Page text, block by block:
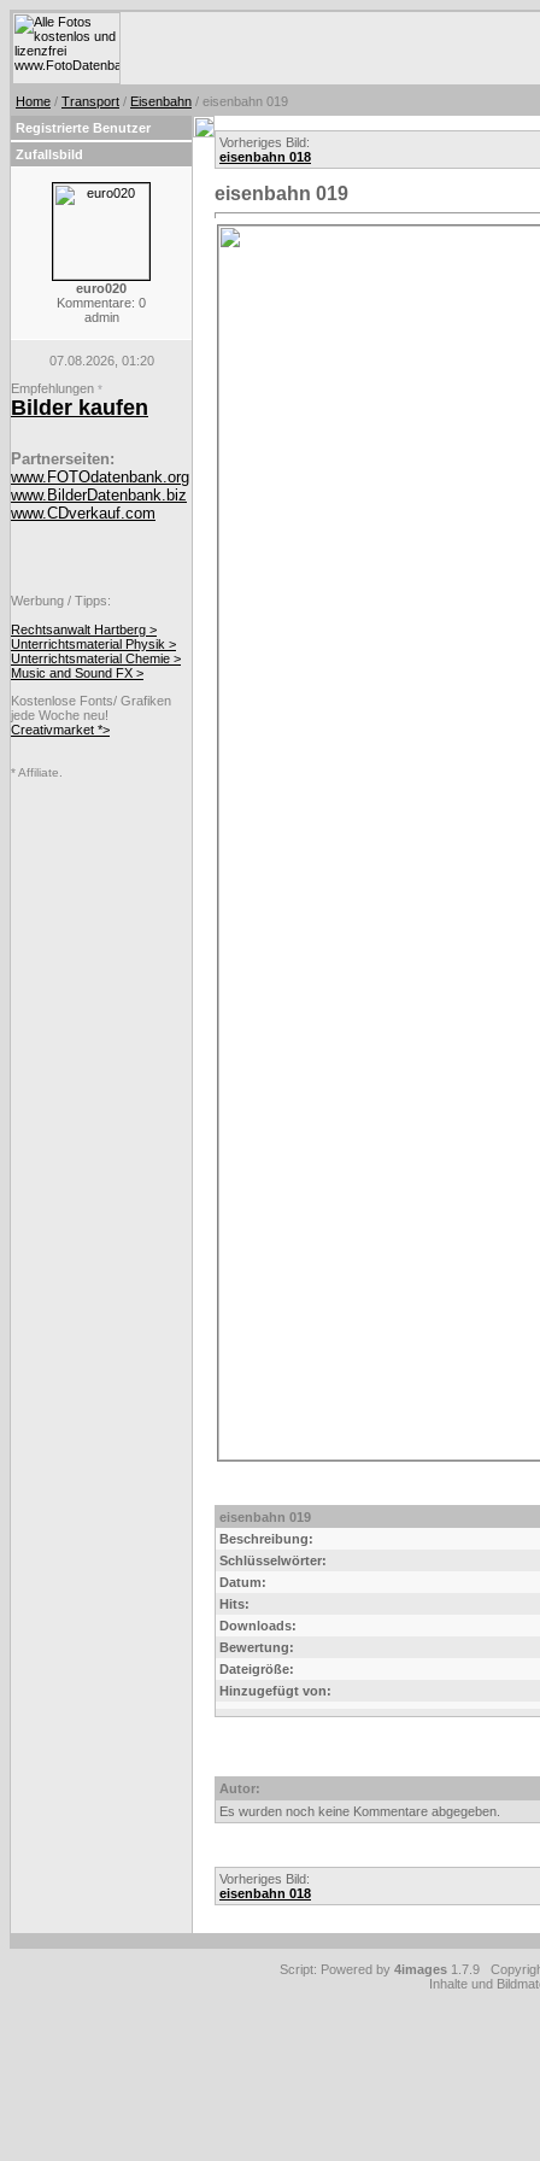
Home / Transport / Eisenbahn / eisenbahn 019
Registrierte Benutzer
Zufallsbild
euro020
Kommentare: 0
admin
07.08.2026, 01:20
Empfehlungen *
Bilder kaufen
Partnerseiten:
www.FOTOdatenbank.org
www.BilderDatenbank.biz
www.CDverkauf.com
Werbung / Tipps:
Rechtsanwalt Hartberg >
Unterrichtsmaterial Physik >
Unterrichtsmaterial Chemie >
Music and Sound FX >
Kostenlose Fonts/ Grafiken
jede Woche neu!
Creativmarket *>
* Affiliate.
Vorheriges Bild:
eisenbahn 018
eisenbahn 019
eisenbahn 019
Beschreibung:
Schlüsselwörter:
Datum:
Hits:
Downloads:
Bewertung:
Dateigröße:
Hinzugefügt von:
Autor:
Es wurden noch keine Kommentare abgegeben.
Vorheriges Bild:
eisenbahn 018
Script: Powered by 4images 1.7.9
Inhalte und